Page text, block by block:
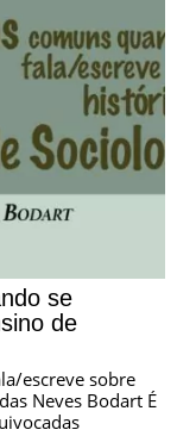
se
de
escreve sobre
Neves Bodart É